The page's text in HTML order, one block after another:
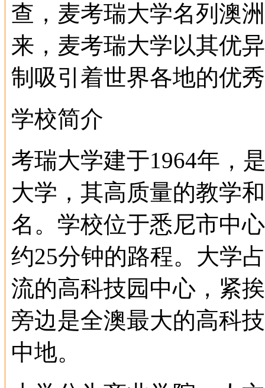
查，麦考瑞大学名列澳
来，麦考瑞大学以其优
制吸引着世界各地的优
学校简介
考瑞大学建于1964年，
大学，其高质量的教学
名。学校位于悉尼市中
约25分钟的路程。大学
流的高科技园中心，紧
旁边是全澳最大的高科
中地。